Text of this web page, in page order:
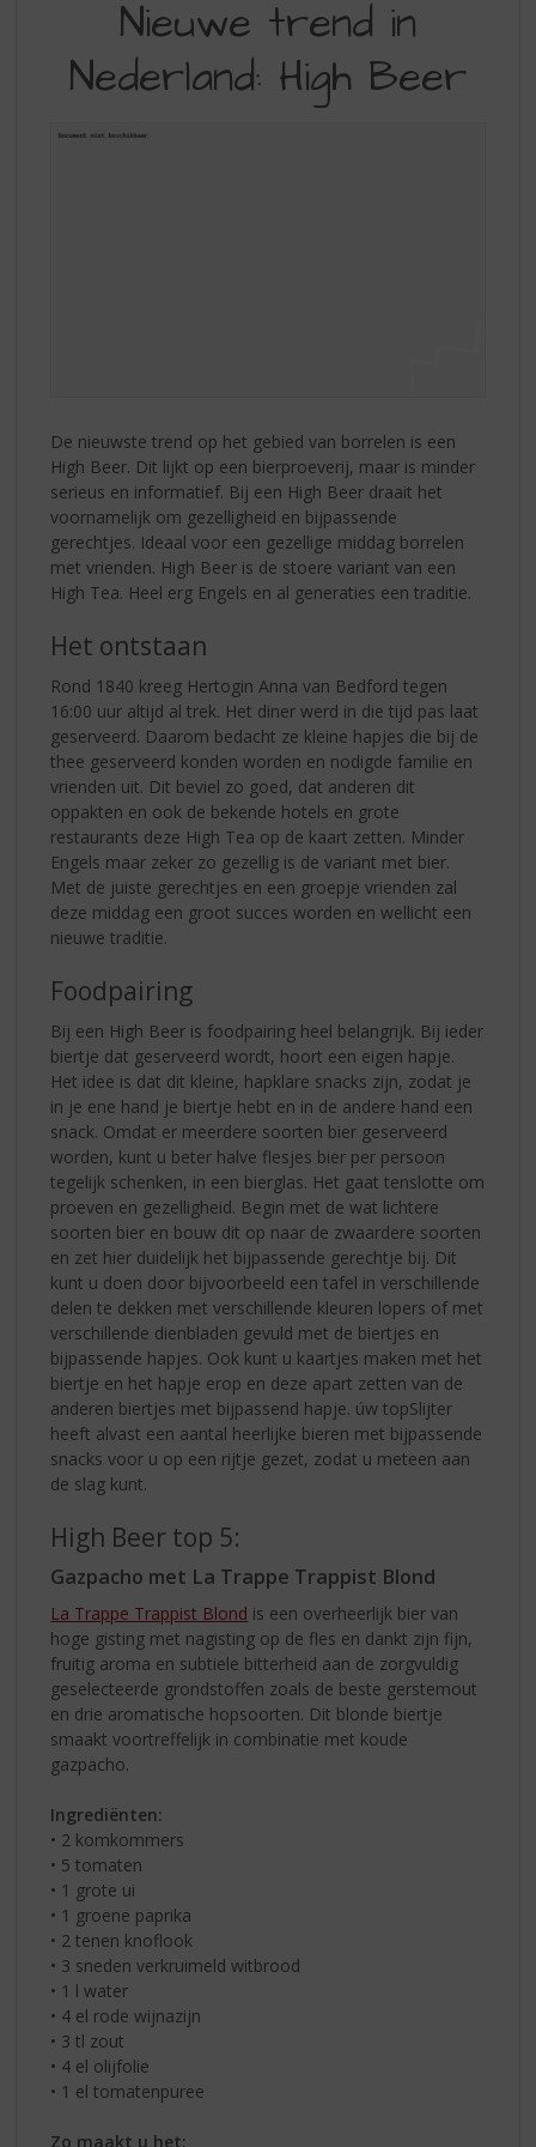
TREND
IN
HIGH
Nieuwe trend in
Nederland: High Beer
De nieuwste trend op het gebied van borrelen is een
High Beer. Dit lijkt op een bierproeverij, maar is minder
serieus en informatief. Bij een High Beer draait het
voornamelijk om gezelligheid en bijpassende
gerechtjes. Ideaal voor een gezellige middag borrelen
met vrienden. High Beer is de stoere variant van een
High Tea. Heel erg Engels en al generaties een traditie.
Het ontstaan
Rond 1840 kreeg Hertogin Anna van Bedford tegen
16:00 uur altijd al trek. Het diner werd in die tijd pas laat
geserveerd. Daarom bedacht ze kleine hapjes die bij de
thee geserveerd konden worden en nodigde familie en
vrienden uit. Dit beviel zo goed, dat anderen dit
oppakten en ook de bekende hotels en grote
restaurants deze High Tea op de kaart zetten. Minder
Engels maar zeker zo gezellig is de variant met bier.
Met de juiste gerechtjes en een groepje vrienden zal
deze middag een groot succes worden en wellicht een
nieuwe traditie.
Foodpairing
Bij een High Beer is foodpairing heel belangrijk. Bij ieder
biertje dat geserveerd wordt, hoort een eigen hapje.
Het idee is dat dit kleine, hapklare snacks zijn, zodat je
in je ene hand je biertje hebt en in de andere hand een
snack. Omdat er meerdere soorten bier geserveerd
worden, kunt u beter halve flesjes bier per persoon
tegelijk schenken, in een bierglas. Het gaat tenslotte om
proeven en gezelligheid. Begin met de wat lichtere
soorten bier en bouw dit op naar de zwaardere soorten
en zet hier duidelijk het bijpassende gerechtje bij. Dit
kunt u doen door bijvoorbeeld een tafel in verschillende
delen te dekken met verschillende kleuren lopers of met
verschillende dienbladen gevuld met de biertjes en
bijpassende hapjes. Ook kunt u kaartjes maken met het
biertje en het hapje erop en deze apart zetten van de
anderen biertjes met bijpassend hapje. úw topSlijter
heeft alvast een aantal heerlijke bieren met bijpassende
snacks voor u op een rijtje gezet, zodat u meteen aan
de slag kunt.
High Beer top 5:
Gazpacho met La Trappe Trappist Blond
La Trappe Trappist Blond is een overheerlijk bier van
hoge gisting met nagisting op de fles en dankt zijn fijn,
fruitig aroma en subtiele bitterheid aan de zorgvuldig
geselecteerde grondstoffen zoals de beste gerstemout
en drie aromatische hopsoorten. Dit blonde biertje
smaakt voortreffelijk in combinatie met koude
gazpacho.
Ingrediënten:
• 2 komkommers
• 5 tomaten
• 1 grote ui
• 1 groene paprika
• 2 tenen knoflook
• 3 sneden verkruimeld witbrood
• 1 l water
• 4 el rode wijnazijn
• 3 tl zout
• 4 el olijfolie
• 1 el tomatenpuree
Zo maakt u het: